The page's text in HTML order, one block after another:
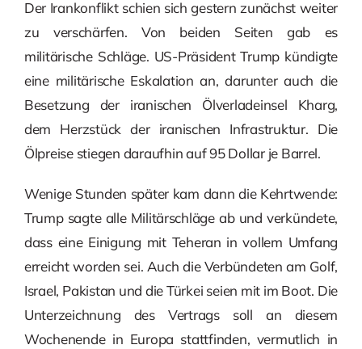
Der Irankonflikt schien sich gestern zunächst weiter
zu verschärfen. Von beiden Seiten gab es
militärische Schläge. US-Präsident Trump kündigte
eine militärische Eskalation an, darunter auch die
Besetzung der iranischen Ölverladeinsel Kharg,
dem Herzstück der iranischen Infrastruktur. Die
Ölpreise stiegen daraufhin auf 95 Dollar je Barrel.
Wenige Stunden später kam dann die Kehrtwende:
Trump sagte alle Militärschläge ab und verkündete,
dass eine Einigung mit Teheran in vollem Umfang
erreicht worden sei. Auch die Verbündeten am Golf,
Israel, Pakistan und die Türkei seien mit im Boot. Die
Unterzeichnung des Vertrags soll an diesem
Wochenende in Europa stattfinden, vermutlich in